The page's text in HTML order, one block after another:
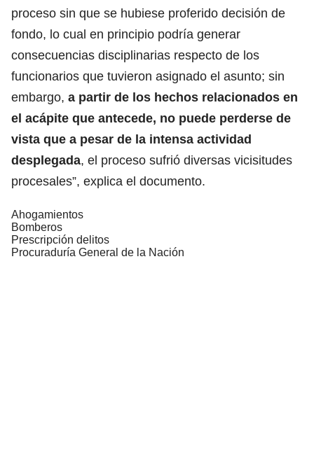
proceso sin que se hubiese proferido decisión de
fondo, lo cual en principio podría generar
consecuencias disciplinarias respecto de los
funcionarios que tuvieron asignado el asunto; sin
embargo, a partir de los hechos relacionados en
el acápite que antecede, no puede perderse de
vista que a pesar de la intensa actividad
desplegada, el proceso sufrió diversas vicisitudes
procesales”, explica el documento.
Ahogamientos
Bomberos
Prescripción delitos
Procuraduría General de la Nación